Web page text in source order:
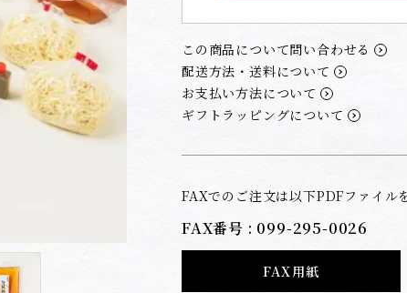
この商品について問い合わせる
配送方法・送料について
お支払い方法について
ギフトラッピングについて
FAXでのご注文は以下PDFファイル
FAX番号 : 099-295-0026
FAX用紙